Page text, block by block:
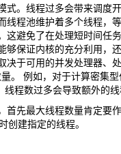
式。线程过多会带来调度
线程池维护着多个线程，
这避免了在处理短时间任
够保证内核的充分利用，
决于可用的并发处理器、
。 例如，对于计算密集
程数过多会导致额外的线
首先最大线程数量肯定要
创建指定的线程。